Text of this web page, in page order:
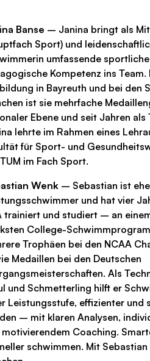
Banse – Janina bringt als
Sport) und
umfassende
Kompetenz ins Team.
in Bayreuth und bei den
ist sie mehrfache
Ebene und seit Jahren als
lehrte im Rahmen eines
für Sport- und
im Fach Sport.
Wenk – Sebastian ist
und hat vier
trainiert und studiert – an
College-
Trophäen bei den NCAA
Medaillen bei den Deutschen
Als
und Schmetterling hilft er
Leistungsstufe, effizienter und
– mit klaren Analysen,
motivierendem Coaching.
schwimmen. Mit